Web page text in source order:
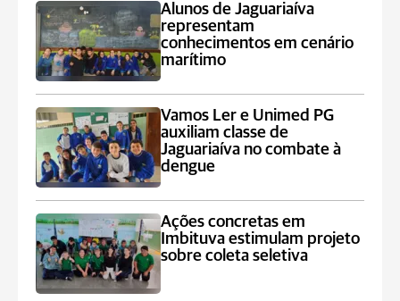
Alunos de Jaguariaíva
representam
conhecimentos em cenário
marítimo
Vamos Ler e Unimed PG
auxiliam classe de
Jaguariaíva no combate à
dengue
Ações concretas em
Imbituva estimulam projeto
sobre coleta seletiva